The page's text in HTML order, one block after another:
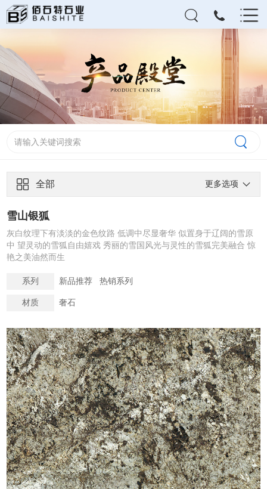
全部 更多选项
雪山银狐
灰白纹理下有淡淡的金色纹路 低调中尽显奢华 似置身于辽阔的雪原
中 望灵动的雪狐自由嬉戏 秀丽的雪国风光与灵性的雪狐完美融合 惊
艳之美油然而生
系列 新品推荐 热销系列
材质 奢石